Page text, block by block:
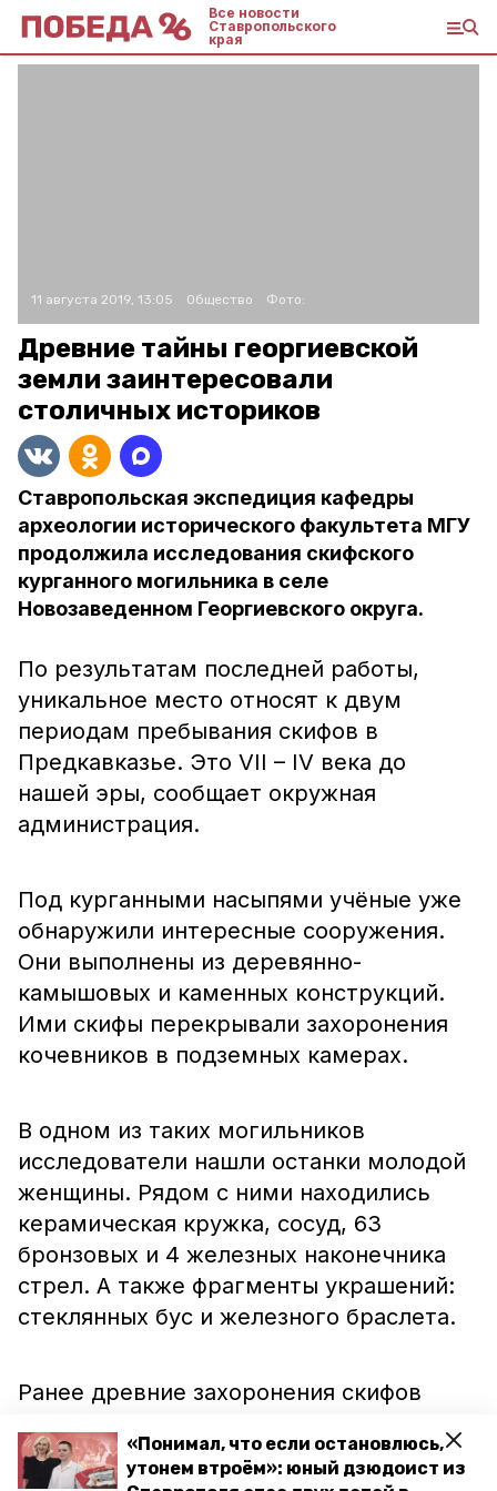
«Понимал, что если остановлюсь,
утонем втроём»: юный дзюдоист из
Все новости
Ставропольского
края
11 августа 2019, 13:05 Общество Фото:
Древние тайны георгиевской
земли заинтересовали
столичных историков
Ставропольская экспедиция кафедры
археологии исторического факультета МГУ
продолжила исследования скифского
курганного могильника в селе
Новозаведенном Георгиевского округа.
По результатам последней работы,
уникальное место относят к двум
периодам пребывания скифов в
Предкавказье. Это VII – IV века до
нашей эры, сообщает окружная
администрация.
Под курганными насыпями учёные уже
обнаружили интересные сооружения.
Они выполнены из деревянно-
камышовых и каменных конструкций.
Ими скифы перекрывали захоронения
кочевников в подземных камерах.
В одном из таких могильников
исследователи нашли останки молодой
женщины. Рядом с ними находились
керамическая кружка, сосуд, 63
бронзовых и 4 железных наконечника
стрел. А также фрагменты украшений:
стеклянных бус и железного браслета.
Ранее древние захоронения скифов
в Ставрополе.